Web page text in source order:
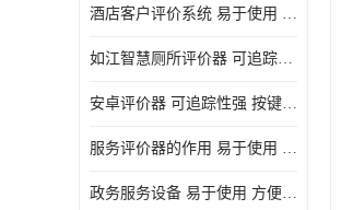
酒店客户评价系统 易于使用 按键响应速度
如江智慧厕所评价器 可追踪性强 及时提供反馈
安卓评价器 可追踪性强 按键响应速度
服务评价器的作用 易于使用 按键响应速度
政务服务设备 易于使用 方便数据记录和分析